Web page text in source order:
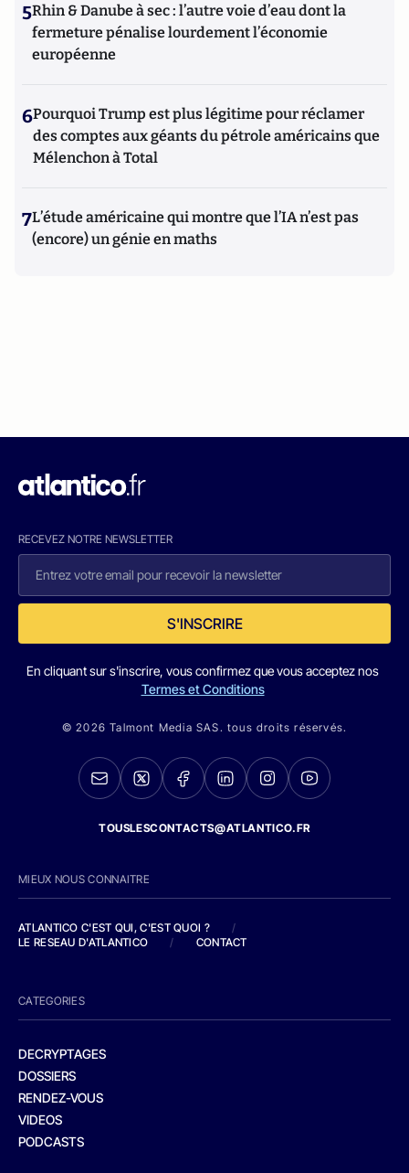
5Rhin & Danube à sec : l’autre voie d’eau dont la
fermeture pénalise lourdement l’économie
européenne
6Pourquoi Trump est plus légitime pour réclamer
des comptes aux géants du pétrole américains que
Mélenchon à Total
7L’étude américaine qui montre que l’IA n’est pas
(encore) un génie en maths
RECEVEZ NOTRE NEWSLETTER
S'INSCRIRE
En cliquant sur s'inscrire, vous confirmez que vous acceptez nos
Termes et Conditions
© 2026 Talmont Media SAS. tous droits réservés.
TOUSLESCONTACTS@ATLANTICO.FR
MIEUX NOUS CONNAITRE
ATLANTICO C'EST QUI, C'EST QUOI ?
/
LE RESEAU D'ATLANTICO
/ CONTACT
CATEGORIES
DECRYPTAGES
DOSSIERS
RENDEZ-VOUS
VIDEOS
PODCASTS